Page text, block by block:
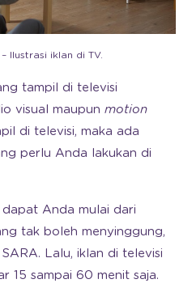
Ilustrasi iklan di TV.
tampil di televisi
visual maupun motion
di televisi, maka ada
perlu Anda lakukan di
dapat Anda mulai dari
tak boleh menyinggung,
Lalu, iklan di televisi
15 sampai 60 menit saja.